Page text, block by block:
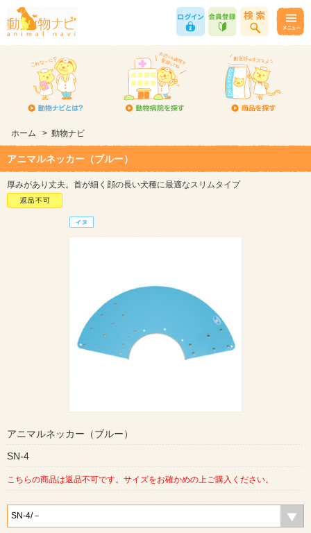
ホーム > 動物ナビ
アニマルネッカー（ブルー）
厚みがあり丈夫。首が細く顔の長い犬種に最適なスリムタイプ
アニマルネッカー（ブルー）
SN-4
こちらの商品は返品不可です。サイズをお確かめの上ご購入ください。